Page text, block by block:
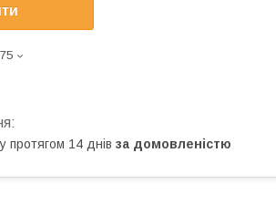
протягом 14 днів за домовленістю